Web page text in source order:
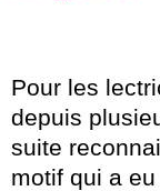
Pour les
depuis
suite
motif qui a